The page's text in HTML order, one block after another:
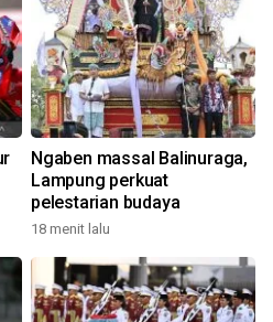
Ngaben massal Balinuraga,
Lampung perkuat
pelestarian budaya
18 menit lalu